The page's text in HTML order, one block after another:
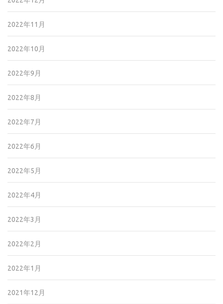
2022年11月
2022年10月
2022年9月
2022年8月
2022年7月
2022年6月
2022年5月
2022年4月
2022年3月
2022年2月
2022年1月
2021年12月